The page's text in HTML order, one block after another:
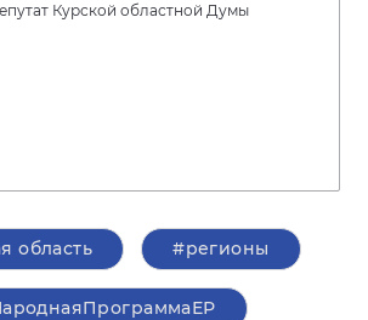
Курской областной Думы
область #регионы